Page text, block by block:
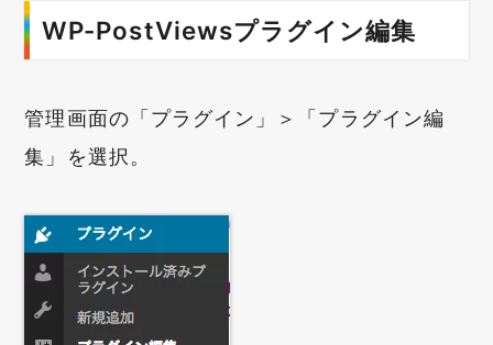
WP-PostViewsプラグイン編集
管理画面の「プラグイン」＞「プラグイン編
集」を選択。